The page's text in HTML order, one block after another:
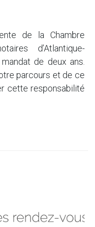
de la Chambre
d’Atlantique-
de deux ans.
parcours et de ce
cette responsabilité